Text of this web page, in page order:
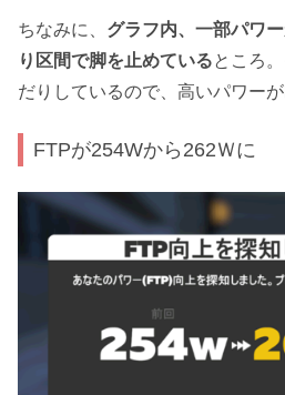
ちなみに、 グラフ内、一部パワ
り区間で脚を止めているところ
だりしているので、高いパワーが
FTPが254Wから262Ｗに